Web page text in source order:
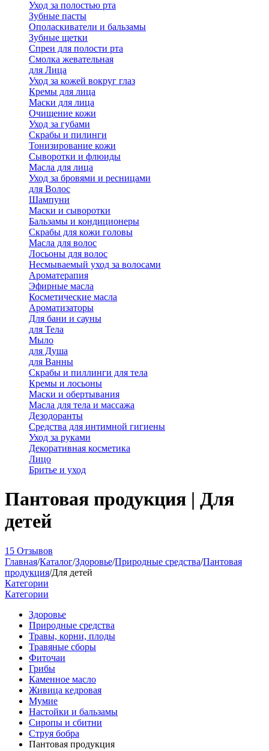
Уход за полостью рта
Зубные пасты
Ополаскиватели и бальзамы
Зубные щетки
Спреи для полости рта
Смолка жевательная
для Лица
Уход за кожей вокруг глаз
Кремы для лица
Маски для лица
Очищение кожи
Уход за губами
Скрабы и пилинги
Тонизирование кожи
Сыворотки и флюиды
Масла для лица
Уход за бровями и ресницами
для Волос
Шампуни
Маски и сыворотки
Бальзамы и кондиционеры
Скрабы для кожи головы
Масла для волос
Лосьоны для волос
Несмываемый уход за волосами
Ароматерапия
Эфирные масла
Косметические масла
Ароматизаторы
Для бани и сауны
для Тела
Мыло
для Душа
для Ванны
Скрабы и пиллинги для тела
Кремы и лосьоны
Маски и обертывания
Масла для тела и массажа
Дезодоранты
Средства для интимной гигиены
Уход за руками
Декоративная косметика
Лицо
Бритье и уход
Пантовая продукция | Для
детей
15 Отзывов
Главная/Каталог/Здоровье/Природные средства/Пантовая
продукция/Для детей
Категории
Категории
Здоровье
Природные средства
Травы, корни, плоды
Травяные сборы
Фиточаи
Грибы
Каменное масло
Живица кедровая
Мумие
Настойки и бальзамы
Сиропы и сбитни
Струя бобра
Пантовая продукция